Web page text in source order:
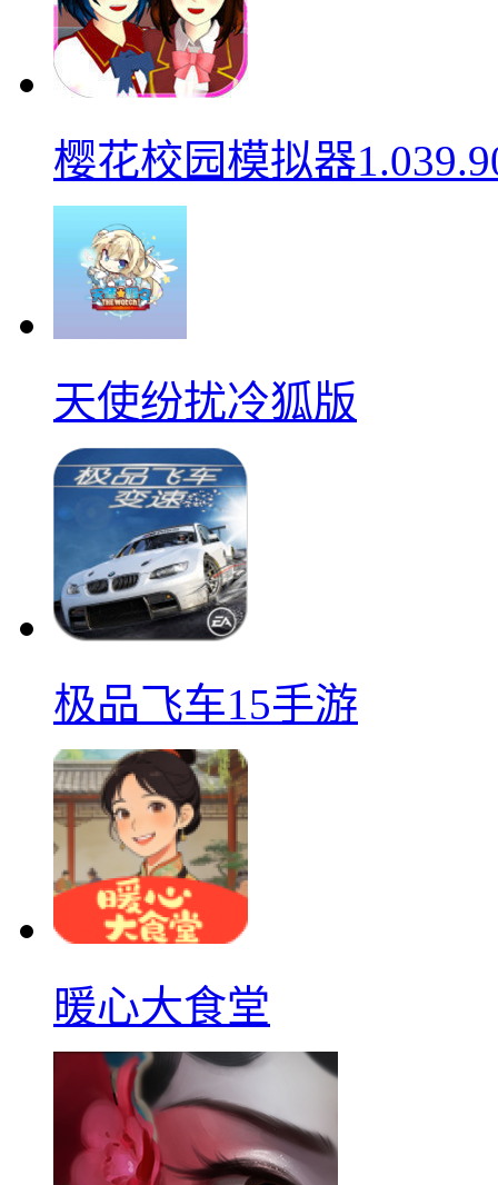
樱花校园模拟器
天使纷扰冷狐版
极品飞车15手游
暖心大食堂